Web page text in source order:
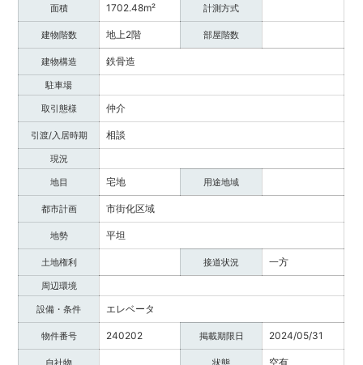
面積 1702.48m² 計測方式
建物階数 地上2階 部屋階数
建物構造 鉄骨造
駐車場
取引態様 仲介
引渡/入居時期 相談
現況
地目 宅地 用途地域
都市計画 市街化区域
地勢 平坦
土地権利 接道状況 一方
周辺環境
設備・条件 エレベータ
物件番号 240202 掲載期限日 2024/05/31
自社物 状態 空有